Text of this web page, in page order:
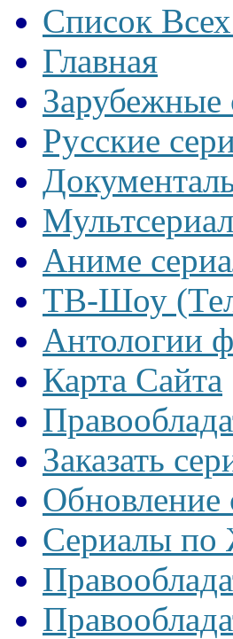
Список
Главная
Зарубежные
Русские
Аниме
ТВ-Шоу
Антологии
Карта Сайта
Заказать
Обновление
Сериалы по